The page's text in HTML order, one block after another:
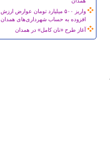
واریز ۵۰۰ میلیارد تومان عوارض ارزش
افزوده به حساب شهرداری‌های همدان
آغاز طرح «نان کامل» در همدان